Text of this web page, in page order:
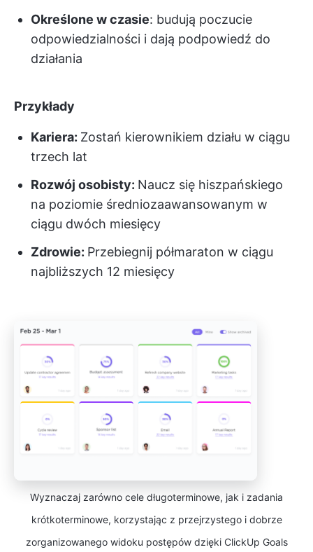
Określone w czasie: budują poczucie
odpowiedzialności i dają podpowiedź do
działania
Przykłady
Kariera: Zostań kierownikiem działu w ciągu
trzech lat
Rozwój osobisty: Naucz się hiszpańskiego
na poziomie średniozaawansowanym w
ciągu dwóch miesięcy
Zdrowie: Przebiegnij półmaraton w ciągu
najbliższych 12 miesięcy
Wyznaczaj zarówno cele długoterminowe, jak i zadania
krótkoterminowe, korzystając z przejrzystego i dobrze
zorganizowanego widoku postępów dzięki ClickUp Goals